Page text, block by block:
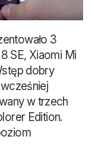
3
SE, Xiaomi Mi
dobry
w trzech
Edition.